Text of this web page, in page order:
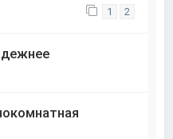
1 2